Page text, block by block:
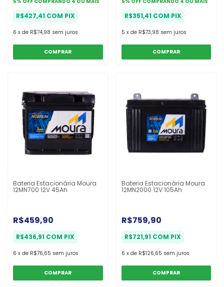
R$427,41 COM PIX
6 x de R$74,98 sem juros
COMPRAR
R$351,41 COM PIX
5 x de R$73,98 sem juros
COMPRAR
Bateria Estacionária Moura
12MN700 12V 45Ah
R$459,90
R$436,91 COM PIX
6 x de R$76,65 sem juros
COMPRAR
Bateria Estacionária Moura
12MN2000 12V 105Ah
R$759,90
R$721,91 COM PIX
6 x de R$126,65 sem juros
COMPRAR